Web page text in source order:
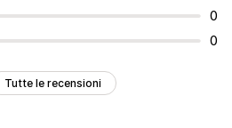
0
0
Tutte le recensioni